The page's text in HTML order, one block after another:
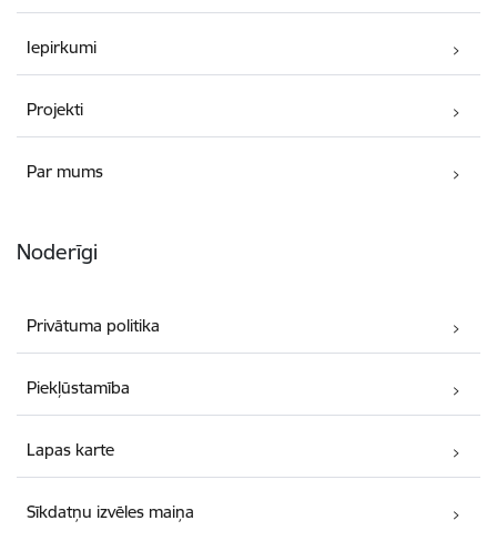
Iepirkumi
Projekti
Par mums
Noderīgi
Privātuma politika
Piekļūstamība
Lapas karte
Sīkdatņu izvēles maiņa